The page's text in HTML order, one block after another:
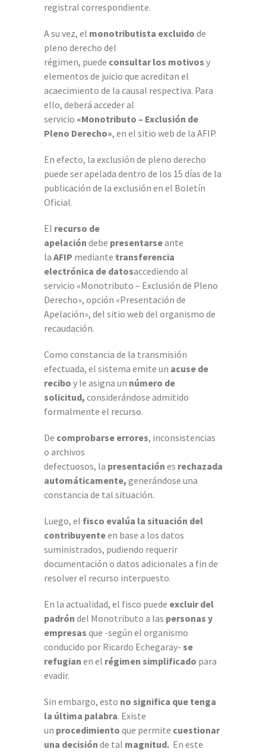
registral correspondiente.
A su vez, el monotributista excluido de
pleno derecho del
régimen, puede consultar los motivos y
elementos de juicio que acreditan el
acaecimiento de la causal respectiva. Para
ello, deberá acceder al
servicio «Monotributo – Exclusión de
Pleno Derecho», en el sitio web de la AFIP.
En efecto, la exclusión de pleno derecho
puede ser apelada dentro de los 15 días de la
publicación de la exclusión en el Boletín
Oficial.
El recurso de
apelación debe presentarseante
la AFIP mediante transferencia
electrónica de datosaccediendo al
servicio «Monotributo – Exclusión de Pleno
Derecho», opción «Presentación de
Apelación», del sitio web del organismo de
recaudación.
Como constancia de la transmisión
efectuada, el sistema emite un acuse de
recibo y le asigna un número de
solicitud, considerándose admitido
formalmente el recurso.
De comprobarse errores, inconsistencias
o archivos
defectuosos, la presentación es rechazada
automáticamente, generándose una
constancia de tal situación.
Luego, el fisco evalúa la situación del
contribuyenteen base a los datos
suministrados, pudiendo requerir
documentación o datos adicionales a fin de
resolver el recurso interpuesto.
En la actualidad, el fisco puede excluir del
padrón del Monotributo a las personas y
empresas que -según el organismo
conducido por Ricardo Echegaray- se
refugian en el régimen simplificado para
evadir.
Sin embargo, esto no significa que tenga
la última palabra. Existe
un procedimiento que permite cuestionar
una decisión de tal magnitud. En este